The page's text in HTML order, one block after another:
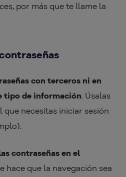
por más que te llame la
con terceros ni en
tipo de información . Úsalas
que necesitas iniciar sesión
contraseñas en el
hace que la navegación sea